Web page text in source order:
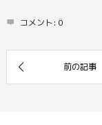
コメント: 0